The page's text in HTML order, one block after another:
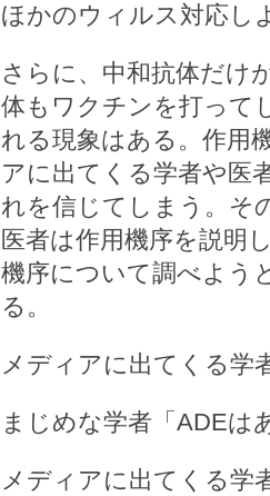
ほかのウィルス対応し
さらに、中和抗体だけ
体もワクチンを打って
れる現象はある。作用
アに出てくる学者や医
れを信じてしまう。そ
医者は作用機序を説明
機序について調べよう
る。
メディアに出てくる学
まじめな学者「ADEは
メディアに出てくる学